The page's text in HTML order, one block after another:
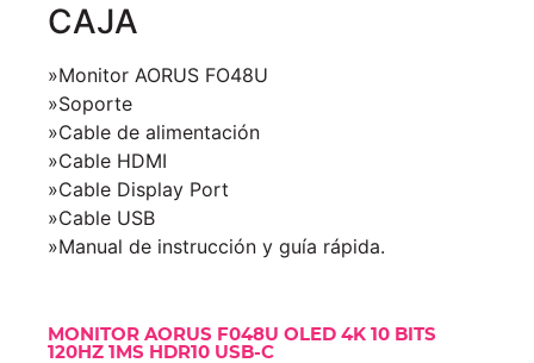
CAJA
»Monitor AORUS FO48U
»Soporte
»Cable de alimentación
»Cable HDMI
»Cable Display Port
»Cable USB
»Manual de instrucción y guía rápida.
MONITOR AORUS F048U OLED 4K 10 BITS
120HZ 1MS HDR10 USB-C